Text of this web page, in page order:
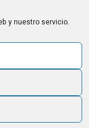
y nuestro servicio.